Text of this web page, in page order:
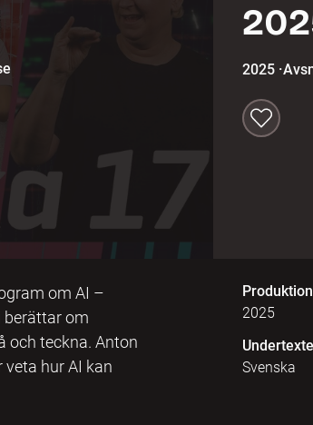
2025 ·
om AI –
berättar om
och teckna. Anton
hur AI kan
2025
Svenska